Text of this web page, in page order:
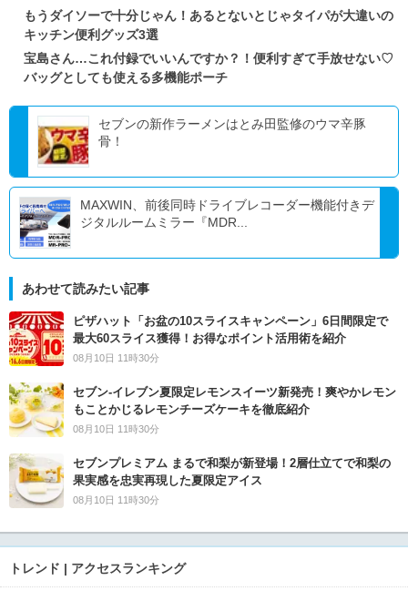
もうダイソーで十分じゃん！あるとないとじゃタイパが大違いの
キッチン便利グッズ3選
宝島さん…これ付録でいいんですか？！便利すぎて手放せない♡
バッグとしても使える多機能ポーチ
セブンの新作ラーメンはとみ田監修のウマ辛豚
骨！
MAXWIN、前後同時ドライブレコーダー機能付きデ
ジタルルームミラー『MDR...
あわせて読みたい記事
ピザハット「お盆の10スライスキャンペーン」6日間限定で
最大60スライス獲得！お得なポイント活用術を紹介
08月10日 11時30分
セブン‐イレブン夏限定レモンスイーツ新発売！爽やかレモン
もことかじるレモンチーズケーキを徹底紹介
08月10日 11時30分
セブンプレミアム まるで和梨が新登場！2層仕立てで和梨の
果実感を忠実再現した夏限定アイス
08月10日 11時30分
トレンド | アクセスランキング